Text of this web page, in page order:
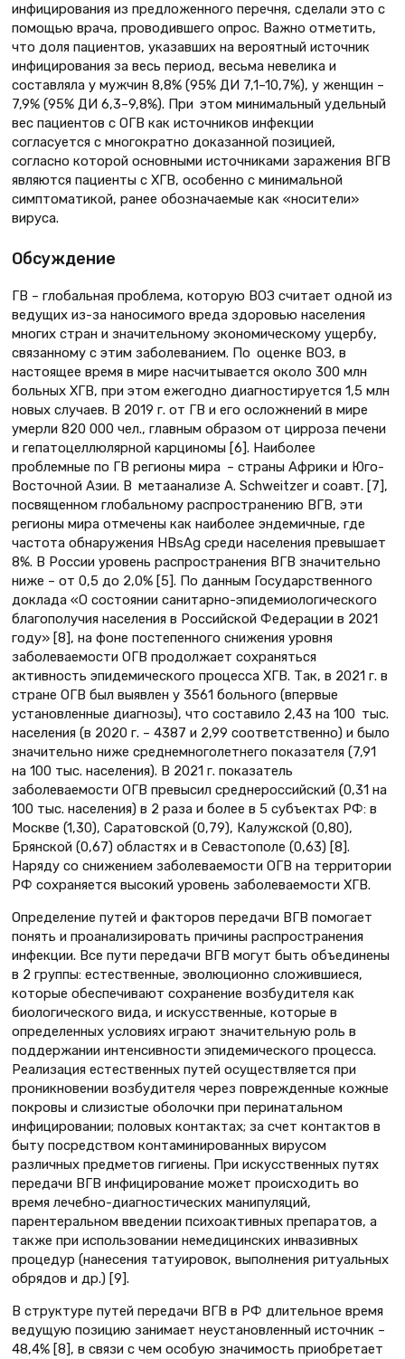
инфицирования из предложенного перечня, сделали это с
помощью врача, проводившего опрос. Важно отметить,
что доля пациентов, указавших на вероятный источник
инфицирования за весь период, весьма невелика и
составляла у мужчин 8,8% (95% ДИ 7,1–10,7%), у женщин –
7,9% (95% ДИ 6,3–9,8%). При этом минимальный удельный
вес пациентов с ОГВ как источников инфекции
согласуется с многократно доказанной позицией,
согласно которой основными источниками заражения ВГВ
являются пациенты с ХГВ, особенно с минимальной
симптоматикой, ранее обозначаемые как «носители»
вируса.
Обсуждение
ГВ – глобальная проблема, которую ВОЗ считает одной из
ведущих из-за наносимого вреда здоровью населения
многих стран и значительному экономическому ущербу,
связанному с этим заболеванием. По оценке ВОЗ, в
настоящее время в мире насчитывается около 300 млн
больных ХГВ, при этом ежегодно диагностируется 1,5 млн
новых случаев. В 2019 г. от ГВ и его осложнений в мире
умерли 820 000 чел., главным образом от цирроза печени
и гепатоцеллюлярной карциномы [6]. Наиболее
проблемные по ГВ регионы мира – страны Африки и Юго-
Восточной Азии. В метаанализе A. Schweitzer и соавт. [7],
посвященном глобальному распространению ВГВ, эти
регионы мира отмечены как наиболее эндемичные, где
частота обнаружения HBsAg среди населения превышает
8%. В России уровень распространения ВГВ значительно
ниже – от 0,5 до 2,0% [5]. По данным Государственного
доклада «О состоянии санитарно-эпидемиологического
благополучия населения в Российской Федерации в 2021
году» [8], на фоне постепенного снижения уровня
заболеваемости ОГВ продолжает сохраняться
активность эпидемического процесса ХГВ. Так, в 2021 г. в
стране ОГВ был выявлен у 3561 больного (впервые
установленные диагнозы), что составило 2,43 на 100 тыс.
населения (в 2020 г. – 4387 и 2,99 соответственно) и было
значительно ниже среднемноголетнего показателя (7,91
на 100 тыс. населения). В 2021 г. показатель
заболеваемости ОГВ превысил среднероссийский (0,31 на
100 тыс. населения) в 2 раза и более в 5 субъектах РФ: в
Москве (1,30), Саратовской (0,79), Калужской (0,80),
Брянской (0,67) областях и в Севастополе (0,63) [8].
Наряду со снижением заболеваемости ОГВ на территории
РФ сохраняется высокий уровень заболеваемости ХГВ.
Определение путей и факторов передачи ВГВ помогает
понять и проанализировать причины распространения
инфекции. Все пути передачи ВГВ могут быть объединены
в 2 группы: естественные, эволюционно сложившиеся,
которые обеспечивают сохранение возбудителя как
биологического вида, и искусственные, которые в
определенных условиях играют значительную роль в
поддержании интенсивности эпидемического процесса.
Реализация естественных путей осуществляется при
проникновении возбудителя через поврежденные кожные
покровы и слизистые оболочки при перинатальном
инфицировании; половых контактах; за счет контактов в
быту посредством контаминированных вирусом
различных предметов гигиены. При искусственных путях
передачи ВГВ инфицирование может происходить во
время лечебно-диагностических манипуляций,
парентеральном введении психоактивных препаратов, а
также при использовании немедицинских инвазивных
процедур (нанесения татуировок, выполнения ритуальных
обрядов и др.) [9].
В структуре путей передачи ВГВ в РФ длительное время
ведущую позицию занимает неустановленный источник –
48,4% [8], в связи с чем особую значимость приобретает